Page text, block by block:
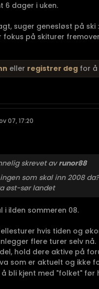
6 dager i uken.
suger genesløst på ski
fokus på skiturer
eller registrer deg for å
07, 17:20
skrevet avrunor88
som skal inn 2008 da?
øst-sør landet
i ilden sommeren 08.
hvis tiden og
flere turer selv nå.
hold dere aktive på
som er aktuelt og ikke
bli kjent med "folket" før